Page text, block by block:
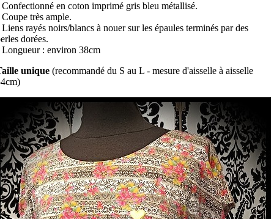
Confectionné en coton imprimé gris bleu métallisé.
Coupe très ample.
Liens rayés noirs/blancs à nouer sur les épaules terminés par des
dorées.
Longueur : environ 38cm
unique (recommandé du S au L - mesure d'aisselle à aisselle